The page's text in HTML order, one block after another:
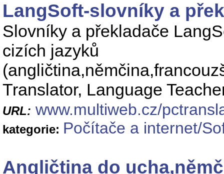
LangSoft-slovníky a
Slovníky a překladače
cizích jazyků
Translator, Language
URL: www.multiweb.cz/
kategorie: Počítače a internet/
Angličtina do